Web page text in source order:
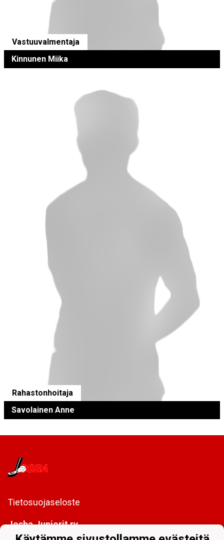
Vastuuvalmentaja
Kinnunen Miika
Rahastonhoitaja
Savolainen Anne
Tietosuojaseloste
Josba Juniorit ry
PL 128